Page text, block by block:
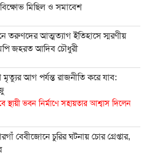
বিক্ষোভ মিছিল ও সমাবেশ
তরুণদের আত্মত্যাগ ইতিহাসে স্মরণীয়
জহরত আদিব চৌধুরী
মৃত্যুর আগ পর্যন্ত রাজনীতি করে যাব:
স্থায়ী ভবন নির্মাণে সহায়তার আশ্বাস দিলেন
বেবীজোনে চুরির ঘটনায় চোর গ্রেপ্তার,